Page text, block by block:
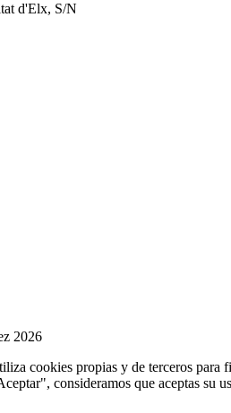
d'Elx, S/N
2026
cookies propias y de terceros para
consideramos que aceptas su